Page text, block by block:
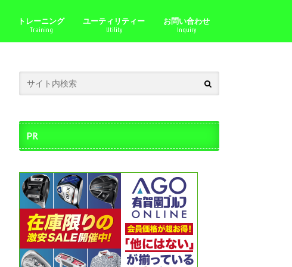
トレーニング
Training
ユーティリティー
Utility
お問い合わせ
Inquiry
PR